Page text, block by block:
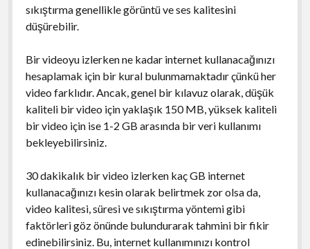
sıkıştırma genellikle görüntü ve ses kalitesini
düşürebilir.
Bir videoyu izlerken ne kadar internet kullanacağınızı
hesaplamak için bir kural bulunmamaktadır çünkü her
video farklıdır. Ancak, genel bir kılavuz olarak, düşük
kaliteli bir video için yaklaşık 150 MB, yüksek kaliteli
bir video için ise 1-2 GB arasında bir veri kullanımı
bekleyebilirsiniz.
30 dakikalık bir video izlerken kaç GB internet
kullanacağınızı kesin olarak belirtmek zor olsa da,
video kalitesi, süresi ve sıkıştırma yöntemi gibi
faktörleri göz önünde bulundurarak tahmini bir fikir
edinebilirsiniz. Bu, internet kullanımınızı kontrol